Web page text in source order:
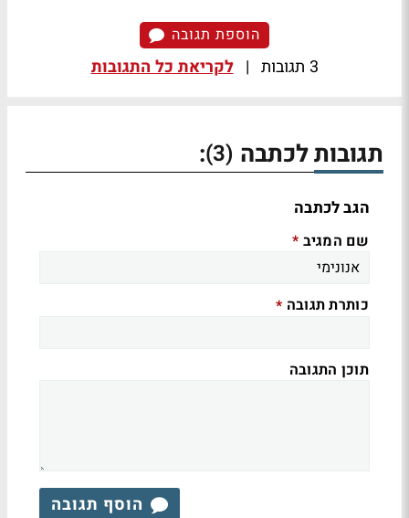
הוספת תגובה
3 תגובות | לקריאת כל התגובות
תגובות לכתבה (3)
:
הגב לכתבה
שם המגיב *
כותרת תגובה *
תוכן התגובה
הוסף תגובה